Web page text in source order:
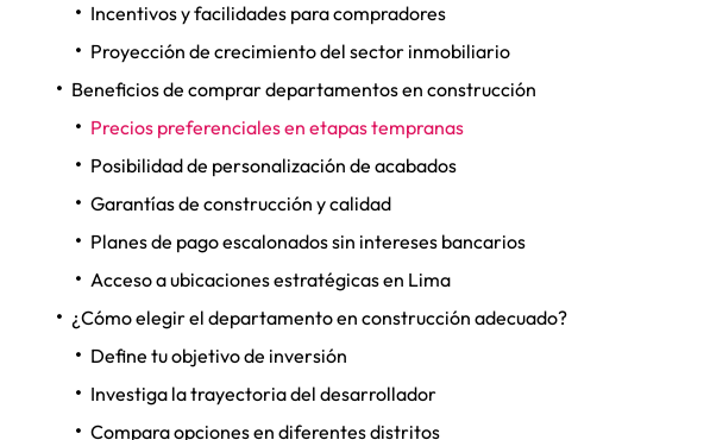
Incentivos y facilidades para compradores
Proyección de crecimiento del sector inmobiliario
Beneficios de comprar departamentos en construcción
Precios preferenciales en etapas tempranas
Posibilidad de personalización de acabados
Garantías de construcción y calidad
Planes de pago escalonados sin intereses bancarios
Acceso a ubicaciones estratégicas en Lima
¿Cómo elegir el departamento en construcción adecuado?
Define tu objetivo de inversión
Investiga la trayectoria del desarrollador
Compara opciones en diferentes distritos